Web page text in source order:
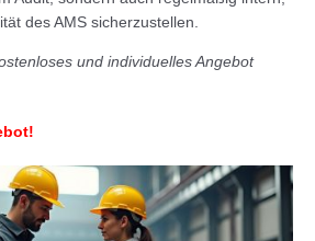
des AMS sicherzustellen.
und individuelles Angebot